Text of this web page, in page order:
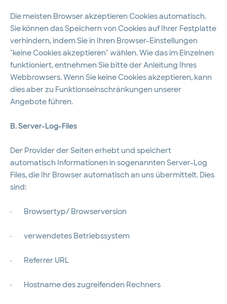
Die meisten Browser akzeptieren Cookies automatisch.
Sie können das Speichern von Cookies auf Ihrer Festplatte
verhindern, indem Sie in Ihren Browser-Einstellungen
"keine Cookies akzeptieren" wählen. Wie das im Einzelnen
funktioniert, entnehmen Sie bitte der Anleitung Ihres
Webbrowsers. Wenn Sie keine Cookies akzeptieren, kann
dies aber zu Funktionseinschränkungen unserer
Angebote führen.
B. Server-Log-Files
Der Provider der Seiten erhebt und speichert
automatisch Informationen in sogenannten Server-Log
Files, die Ihr Browser automatisch an uns übermittelt. Dies
sind:
· Browsertyp/ Browserversion
· verwendetes Betriebssystem
· Referrer URL
· Hostname des zugreifenden Rechners